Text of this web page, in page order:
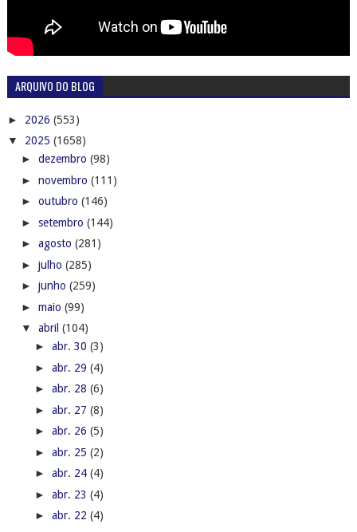
ARQUIVO DO BLOG
► 2026 (553)
▼ 2025 (1658)
► dezembro (98)
► novembro (111)
► outubro (146)
► setembro (144)
► agosto (281)
► julho (285)
► junho (259)
► maio (99)
▼ abril (104)
► abr. 30 (3)
► abr. 29 (4)
► abr. 28 (6)
► abr. 27 (8)
► abr. 26 (5)
► abr. 25 (2)
► abr. 24 (4)
► abr. 23 (4)
► abr. 22 (4)